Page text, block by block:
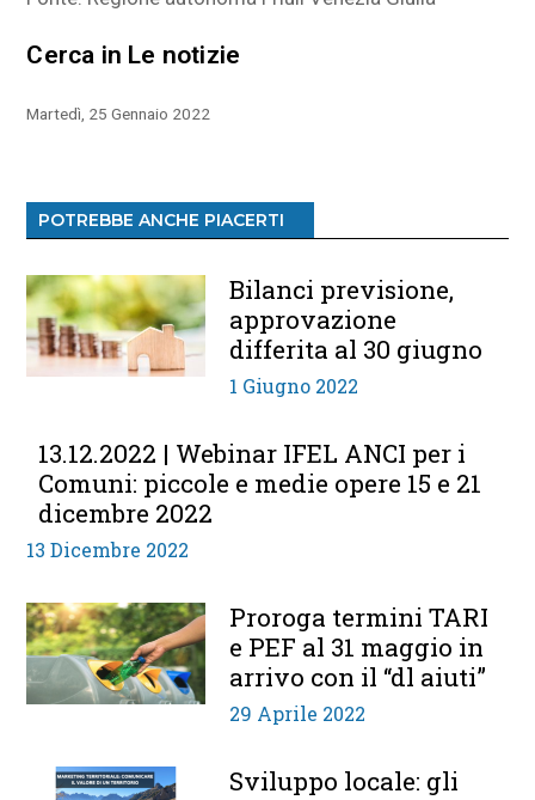
Cerca in Le notizie
Martedì, 25 Gennaio 2022
POTREBBE ANCHE PIACERTI
Bilanci previsione,
approvazione
differita al 30 giugno
1 Giugno 2022
13.12.2022 | Webinar IFEL ANCI per i
Comuni: piccole e medie opere 15 e 21
dicembre 2022
13 Dicembre 2022
Proroga termini TARI
e PEF al 31 maggio in
arrivo con il “dl aiuti”
29 Aprile 2022
Sviluppo locale: gli